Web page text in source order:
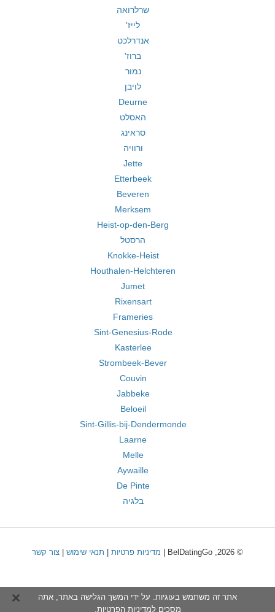
שרלרואה
לייז'
אנדרלכט
ברוז'
נמור
לויבן
Deurne
האסלט
סראינג
ורוויה
Jette
Etterbeek
Beveren
Merksem
Heist-op-den-Berg
הרסטל
Knokke-Heist
Houthalen-Helchteren
Jumet
Rixensart
Frameries
Sint-Genesius-Rode
Kasterlee
Strombeek-Bever
Couvin
Jabbeke
Beloeil
Sint-Gillis-bij-Dendermonde
Laarne
Melle
Aywaille
De Pinte
בלגיה
© 2026, BelDatingGo | מדיניות פרטיות תנאי שימוש צור קשר
אתר זה משתמש בעוגיות. על ידי המשך הגלישה באתר, אתה
מסכים למדיניות הפרטיות.